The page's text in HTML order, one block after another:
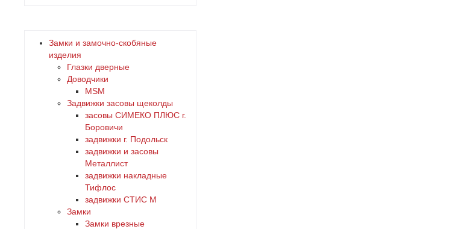
золото
коричневый
Замки и замочно-скобяные
изделия
Глазки дверные
Доводчики
MSM
Задвижки засовы щеколды
заcовы СИМЕКО ПЛЮС г.
Боровичи
задвижки г. Подольск
задвижки и засовы
Металлист
задвижки накладные
Тифлос
задвижки СТИС М
Замки
Замки врезные